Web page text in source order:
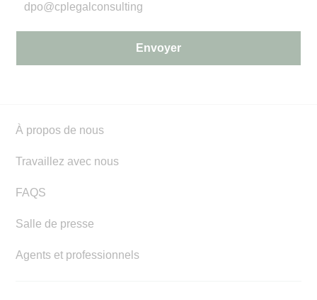
Envoyer
dpo@cplegalconsulting
À propos de nous
Travaillez avec nous
FAQS
Salle de presse
Agents et professionnels